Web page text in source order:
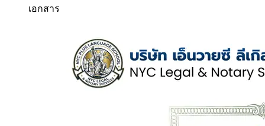
เอกสาร